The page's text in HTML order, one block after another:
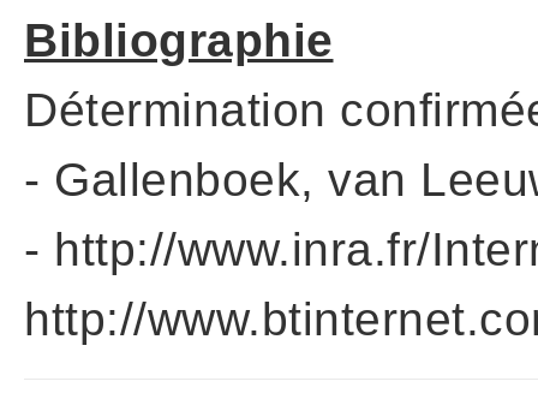
Bibliographie
Détermination
- Gallenboek, van
- http://www.inra.fr/
http://